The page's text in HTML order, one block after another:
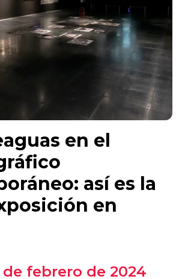
en el
así es la
en
de febrero de 2024